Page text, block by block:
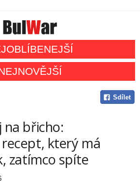
Sdílet
na břicho:
recept, který má
zatímco spíte